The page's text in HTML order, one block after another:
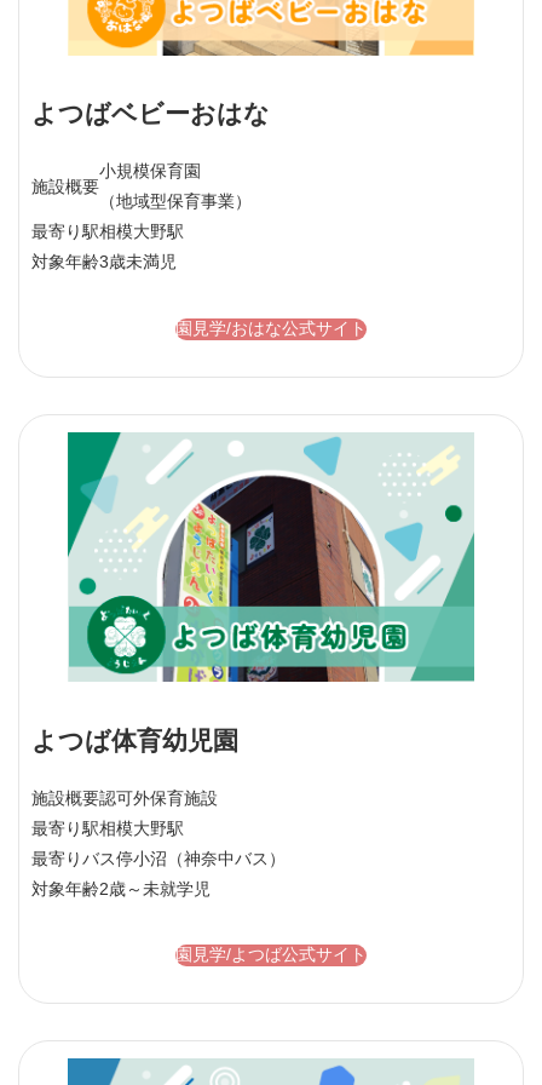
よつばベビーおはな
施設概要
小規模保育園
（地域型保育事業）
最寄り駅相模大野駅
対象年齢3歳未満児
園見学/おはな公式サイト
よつば体育幼児園
施設概要認可外保育施設
最寄り駅相模大野駅
最寄りバス停小沼（神奈中バス）
対象年齢2歳～未就学児
園見学/よつば公式サイト